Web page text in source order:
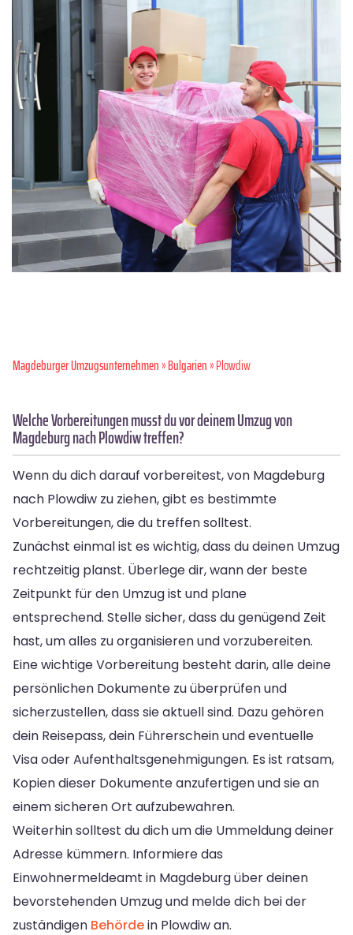
Magdeburger Umzugsunternehmen»Bulgarien» Plowdiw
Welche Vorbereitungen musst du vor deinem Umzug von
Magdeburg nach Plowdiw treffen?
Wenn du dich darauf vorbereitest, von Magdeburg
nach Plowdiw zu ziehen, gibt es bestimmte
Vorbereitungen, die du treffen solltest.
Zunächst einmal ist es wichtig, dass du deinen Umzug
rechtzeitig planst. Überlege dir, wann der beste
Zeitpunkt für den Umzug ist und plane
entsprechend. Stelle sicher, dass du genügend Zeit
hast, um alles zu organisieren und vorzubereiten.
Eine wichtige Vorbereitung besteht darin, alle deine
persönlichen Dokumente zu überprüfen und
sicherzustellen, dass sie aktuell sind. Dazu gehören
dein Reisepass, dein Führerschein und eventuelle
Visa oder Aufenthaltsgenehmigungen. Es ist ratsam,
Kopien dieser Dokumente anzufertigen und sie an
einem sicheren Ort aufzubewahren.
Weiterhin solltest du dich um die Ummeldung deiner
Adresse kümmern. Informiere das
Einwohnermeldeamt in Magdeburg über deinen
bevorstehenden Umzug und melde dich bei der
zuständigen Behördein Plowdiw an.